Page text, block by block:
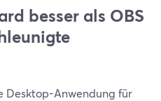
besser als OBS
Desktop-Anwendung für